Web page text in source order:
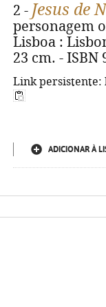
2 - Jesus de
personagem
Lisboa :
23 cm. - ISBN
Link
ADICIONAR À